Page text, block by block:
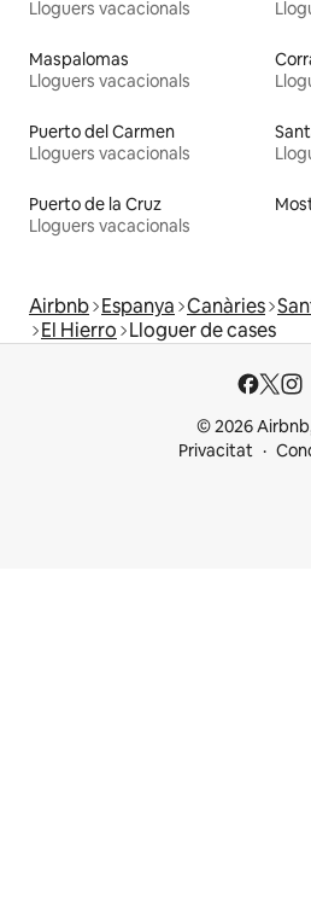
Lloguers vacacionals
Maspalomas
Lloguers vacacionals
Puerto del Carmen
Lloguers vacacionals
Puerto de la Cruz
Lloguers vacacionals
Airbnb Espanya Canàries
El Hierro Lloguer de cases
© 2026
Privacitat